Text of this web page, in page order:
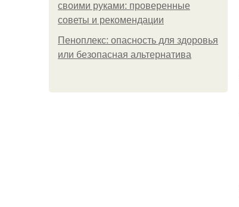
своими руками: проверенные
советы и рекомендации
Пеноплекс: опасность для здоровья
или безопасная альтернатива